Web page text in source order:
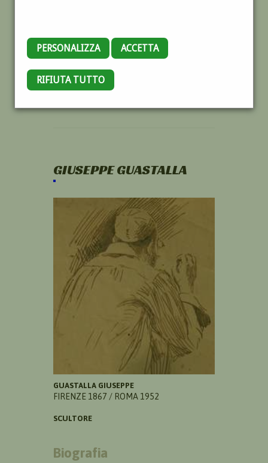
PERSONALIZZA ACCETTA
RIFIUTA TUTTO
GIUSEPPE GUASTALLA
GUASTALLA GIUSEPPE
FIRENZE 1867 / ROMA 1952
SCULTORE
Biografia